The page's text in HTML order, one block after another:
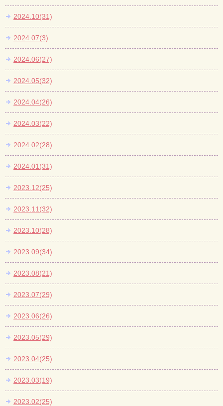
2024.10(31)
2024.07(3)
2024.06(27)
2024.05(32)
2024.04(26)
2024.03(22)
2024.02(28)
2024.01(31)
2023.12(25)
2023.11(32)
2023.10(28)
2023.09(34)
2023.08(21)
2023.07(29)
2023.06(26)
2023.05(29)
2023.04(25)
2023.03(19)
2023.02(25)